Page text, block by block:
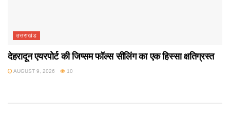
उत्तराखंड
देहरादून एयरपोर्ट की जिप्सम फॉल्स सीलिंग का एक हिस्सा क्षतिग्रस्त
AUGUST 9, 2026 10